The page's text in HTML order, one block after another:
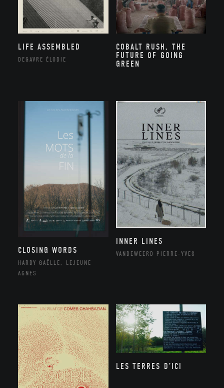
LIFE ASSEMBLED
DEGAVRE ÉLODIE
COBALT RUSH, THE
FUTURE OF GOING
GREEN
CLOSING WORDS
HARDY GAËLLE, LEJEUNE
AGNÈS
INNER LINES
VANDEWEERD PIERRE-YVES
LES TERRES D’ICI